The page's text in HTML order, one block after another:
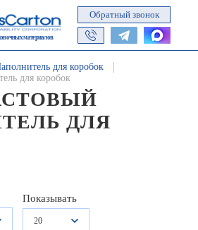
материалов
Обратный звонок
для коробок
для коробок
ДЛЯ
Показывать
20